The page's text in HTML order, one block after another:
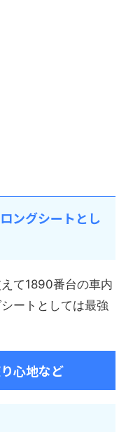
ングシートとし
て1890番台の車内
ートとしては最強
心地など